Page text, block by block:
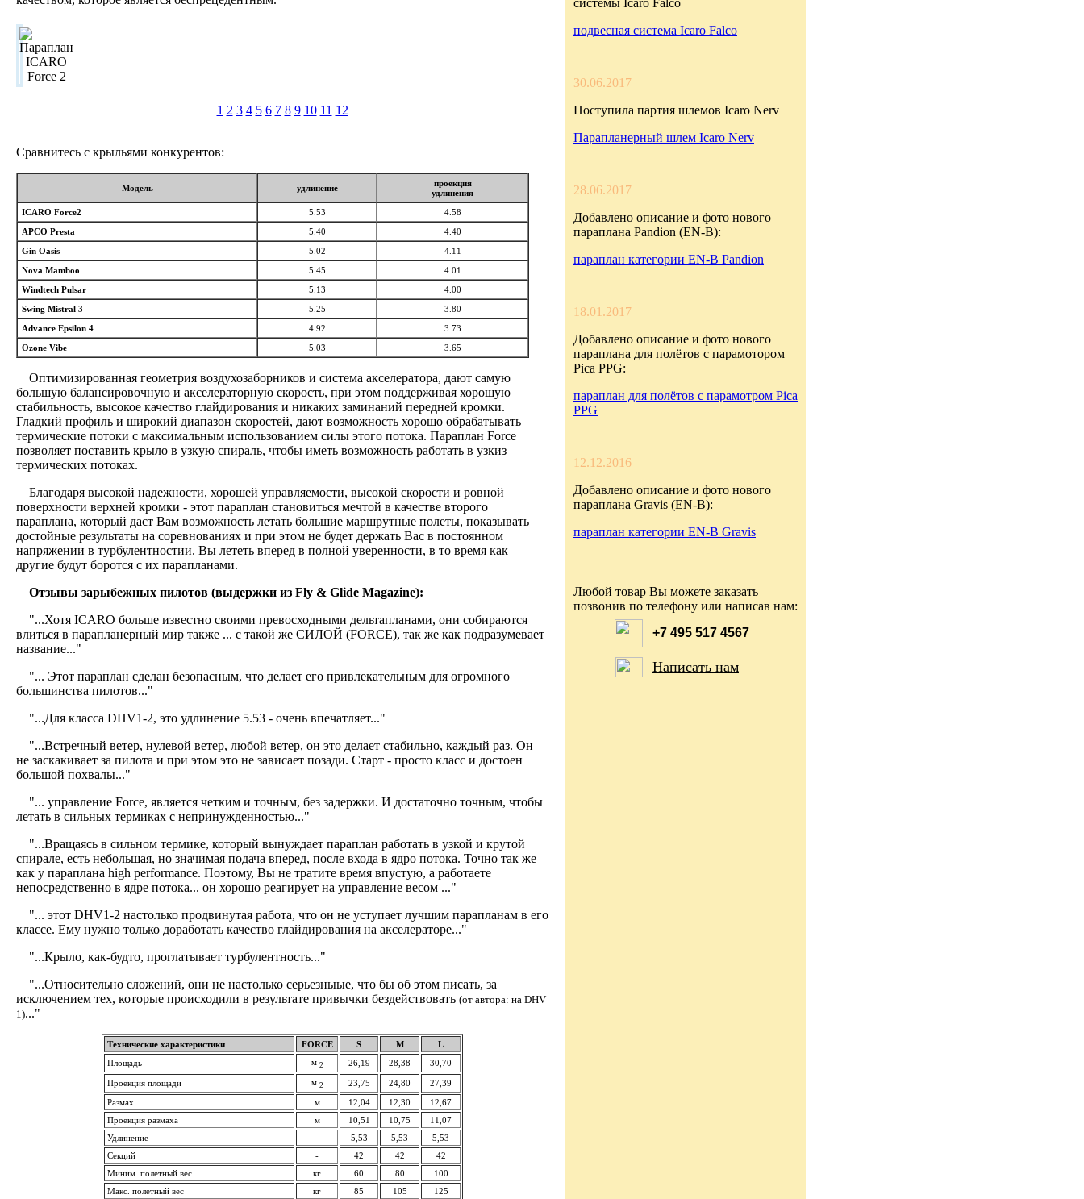
1 2 3 4 5 6 7 8 9 10 11 12
Сравнитесь с крыльями конкурентов:
Модель удлинение
проекция
удлинения
ICARO Force2
5.53
4.58
APCO Presta
5.40
4.40
Gin Oasis
5.02
4.11
Nova Mamboo
5.45
4.01
Windtech Pulsar
5.13
4.00
Swing Mistral 3
5.25
3.80
Advance Epsilon 4
4.92
3.73
Ozone Vibe
5.03 3.65
Оптимизированная геометрия воздухозаборников и система акселератора, дают самую
большую балансировочную и акселераторную скорость, при этом поддерживая хорошую
стабильность, высокое качество глайдирования и никаких заминаний передней кромки.
Гладкий профиль и широкий диапазон скоростей, дают возможность хорошо обрабатывать
термические потоки с максимальным использованием силы этого потока. Параплан Force
позволяет поставить крыло в узкую спираль, чтобы иметь возможность работать в узкиз
термических потоках.
Благодаря высокой надежности, хорошей управляемости, высокой скорости и ровной
поверхности верхней кромки - этот параплан становиться мечтой в качестве второго
параплана, который даст Вам возможность летать большие маршрутные полеты, показывать
достойные результаты на соревнованиях и при этом не будет держать Вас в постоянном
напряжении в турбулентностии. Вы лететь вперед в полной уверенности, в то время как
другие будут боротся с их парапланами.
Отзывы зарыбежных пилотов (выдержки из Fly & Glide Magazine):
"...Хотя ICARO больше известно своими превосходными дельтапланами, они собираются
влиться в парапланерный мир также ... с такой же СИЛОЙ (FORCE), так же как подразумевает
название..."
"... Этот параплан сделан безопасным, что делает его привлекательным для огромного
большинства пилотов..."
"...Для класса DHV1-2, это удлинение 5.53 - очень впечатляет..."
"...Встречный ветер, нулевой ветер, любой ветер, он это делает стабильно, каждый раз. Он
не заскакивает за пилота и при этом это не зависает позади. Старт - просто класс и достоен
большой похвалы..."
"... управление Force, является четким и точным, без задержки. И достаточно точным, чтобы
летать в сильных термиках с непринужденностью..."
"...Вращаясь в сильном термике, который вынуждает параплан работать в узкой и крутой
спирале, есть небольшая, но значимая подача вперед, после входа в ядро потока. Точно так же
как у параплана high performance. Поэтому, Вы не тратите время впустую, а работаете
непосредственно в ядре потока... он хорошо реагирует на управление весом ..."
"... этот DHV1-2 настолько продвинутая работа, что он не уступает лучшим парапланам в его
классе. Ему нужно только доработать качество глайдирования на акселераторе..."
"...Крыло, как-будто, проглатывает турбулентность..."
"...Относительно сложений, они не настолько серьезныые, что бы об этом писать, за
исключением тех, которые происходили в результате привычки бездействовать (от автора: на DHV
1)..."
Технические характеристики FORCE S M
L
Площадь
м 2 26,19 28,38 30,70
Проекция площади м 2 23,75 24,80
27,39
Размах
м 12,04 12,30
12,67
Проекция размаха
м 10,51 10,75
11,07
Удлинение
- 5,53 5,53
5,53
Секций
- 42 42
42
Миним. полетный вес
кг 60 80
100
Макс. полетный вес
кг 85 105
125
системы Icaro Falco
подвесная система Icaro Falco
30.06.2017
Поступила партия шлемов Icaro Nerv
Парапланерный шлем Icaro Nerv
28.06.2017
Добавлено описание и фото нового
параплана Pandion (EN-B):
параплан категории EN-B Pandion
18.01.2017
Добавлено описание и фото нового
параплана для полётов с парамотором
Pica PPG:
параплан для полётов с парамотром Pica
PPG
12.12.2016
Добавлено описание и фото нового
параплана Gravis (EN-B):
параплан категории EN-B Gravis
Любой товар Вы можете заказать
позвонив по телефону или написав нам:
+7 495 517 4567
Написать нам